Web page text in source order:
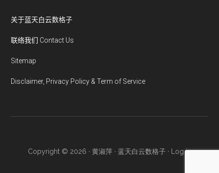
关于蓝天白云数格子
联络我们 Contact Us
Sitemap
Disclaimer, Privacy Policy & Term of Service
Copyright © 2026 · 黄淑萍 · 蓝天白云数格子 · Log in